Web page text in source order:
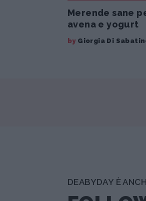
Merende sane
avena e yogurt
by Giorgia Di
DEABYDAY È